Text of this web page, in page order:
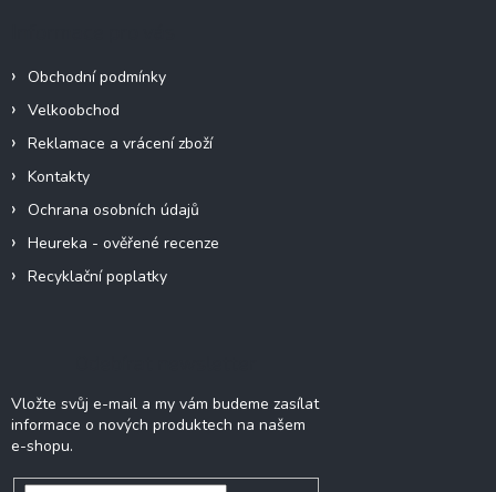
Obchodní podmínky
Velkoobchod
Reklamace a vrácení zboží
Kontakty
Ochrana osobních údajů
Heureka - ověřené recenze
Recyklační poplatky
Vložte svůj e-mail a my vám budeme zasílat
informace o nových produktech na našem
e-shopu.